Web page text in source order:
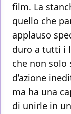
film. La
quello che
applauso
duro a tutti i
che non solo
d’azione
ma ha una
di unirle in